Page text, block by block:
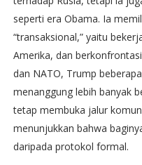
seperti era Obama. Ia
“transaksional,” yaitu
Amerika, dan
dan NATO, Trump
menanggung lebih banyak
tetap membuka jalur
menunjukkan bahwa
daripada protokol formal.